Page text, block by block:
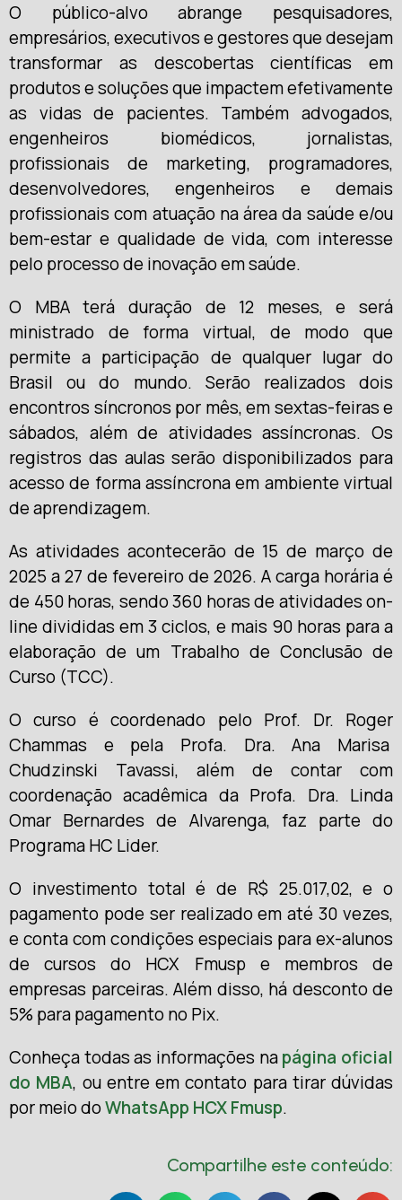
O público-alvo abrange pesquisadores,
empresários, executivos e gestores que desejam
transformar as descobertas científicas em
produtos e soluções que impactem efetivamente
as vidas de pacientes. Também advogados,
engenheiros biomédicos, jornalistas,
profissionais de marketing, programadores,
desenvolvedores, engenheiros e demais
profissionais com atuação na área da saúde e/ou
bem-estar e qualidade de vida, com interesse
pelo processo de inovação em saúde.
O MBA terá duração de 12 meses, e será
ministrado de forma virtual, de modo que
permite a participação de qualquer lugar do
Brasil ou do mundo. Serão realizados dois
encontros síncronos por mês, em sextas-feiras e
sábados, além de atividades assíncronas. Os
registros das aulas serão disponibilizados para
acesso de forma assíncrona em ambiente virtual
de aprendizagem.
As atividades acontecerão de 15 de março de
2025 a 27 de fevereiro de 2026. A carga horária é
de 450 horas, sendo 360 horas de atividades on-
line divididas em 3 ciclos, e mais 90 horas para a
elaboração de um Trabalho de Conclusão de
Curso (TCC).
O curso é coordenado pelo Prof. Dr. Roger
Chammas e pela Profa. Dra. Ana Marisa
Chudzinski Tavassi, além de contar com
coordenação acadêmica da Profa. Dra. Linda
Omar Bernardes de Alvarenga, faz parte do
Programa HC Lider.
O investimento total é de R$ 25.017,02, e o
pagamento pode ser realizado em até 30 vezes,
e conta com condições especiais para ex-alunos
de cursos do HCX Fmusp e membros de
empresas parceiras. Além disso, há desconto de
5% para pagamento no Pix.
Conheça todas as informações napágina oficial
do MBA, ou entre em contato para tirar dúvidas
por meio doWhatsApp HCX Fmusp.
Compartilhe este conteúdo: